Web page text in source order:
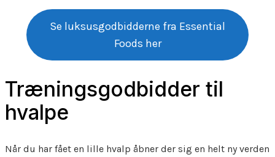
Se luksusgodbidderne fra Essential
Foods her
Træningsgodbidder til
hvalpe
Når du har fået en lille hvalp åbner der sig en helt ny verden